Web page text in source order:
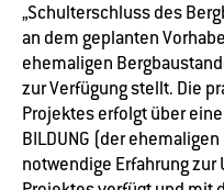
„Schulterschluss des
an dem geplanten
ehemaligen
zur Verfügung stellt. Die
Projektes erfolgt über
BILDUNG (der
notwendige Erfahrung